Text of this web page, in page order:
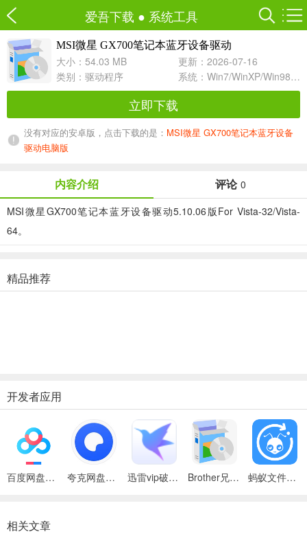
爱吾下载 ● 系统工具
MSI微星 GX700笔记本蓝牙设备驱动
5.10.06 For Vista
大小：54.03 MB
更新：2026-07-16
类别： 驱动程序 系统：Win7/WinXP/Win98/Win8/Win10兼容软件
立即下载
没有对应的安卓版，点击下载的是： MSI微星 GX700笔记本蓝牙设备
驱动电脑版
内容介绍 评论 0
MSI微星GX700笔记本蓝牙设备驱动5.10.06版For Vista-32/Vista-
64。
精品推荐
开发者应用
百度网盘绿色免安装Pc电脑版 夸克网盘官方正式版 迅雷vip破解版永久会员2024版 Brother兄弟 MFC-8480DN多功能一体机ISIS驱动 蚂蚁文件（数据恢复大师）
相关文章